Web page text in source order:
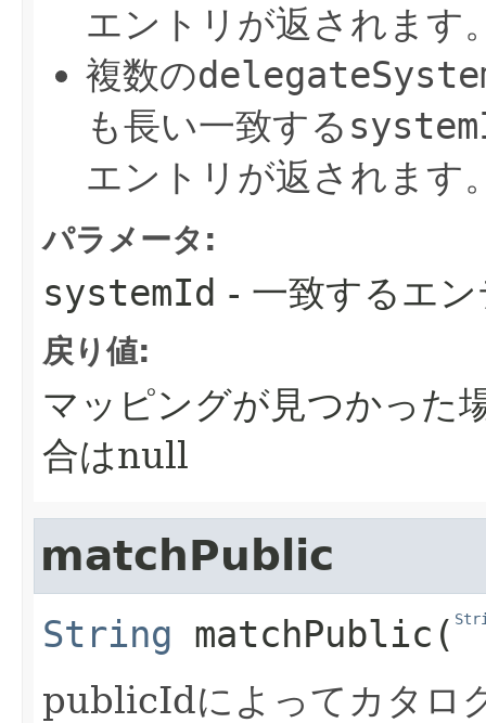
エントリが返されます
複数の
も長い一致する
エントリが返されます
パラメータ:
systemId - 一致するエ
戻り値:
マッピングが見つかった
合はnull
matchPublic
String matchPublic ​(
publicIdによってカタロ